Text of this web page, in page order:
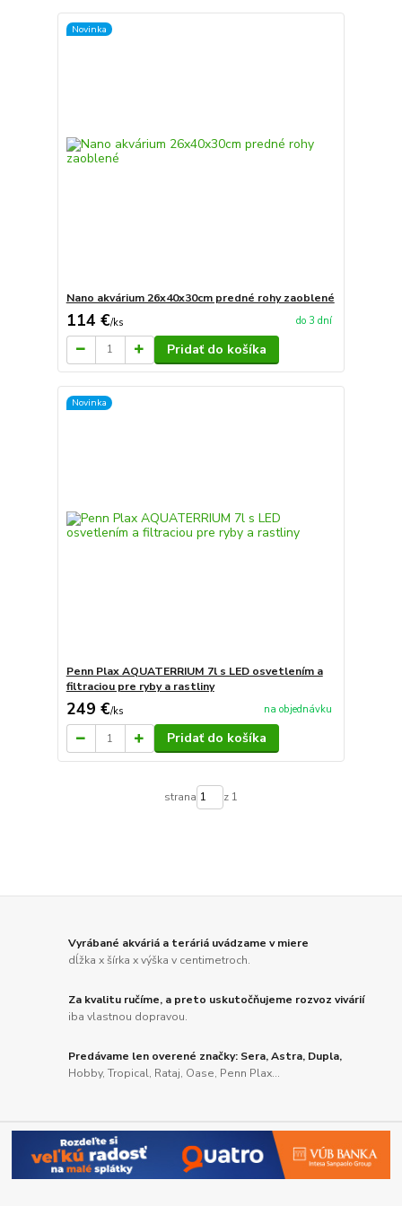
Novinka
Nano akvárium 26x40x30cm predné rohy zaoblené
114 €/ks do 3 dní
Pridať do košíka
Novinka
Penn Plax AQUATERRIUM 7l s LED osvetlením a
filtraciou pre ryby a rastliny
249 €/ks na objednávku
Pridať do košíka
strana z 1
Vyrábané akváriá a teráriá uvádzame v miere
dĺžka x šírka x výška v centimetroch.
Za kvalitu ručíme, a preto uskutočňujeme rozvoz vivárií
iba vlastnou dopravou.
Predávame len overené značky: Sera, Astra, Dupla,
Hobby, Tropical, Rataj, Oase, Penn Plax...